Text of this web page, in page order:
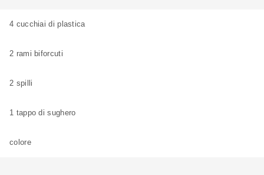
4 cucchiai di plastica
2 rami biforcuti
2 spilli
1 tappo di sughero
colore